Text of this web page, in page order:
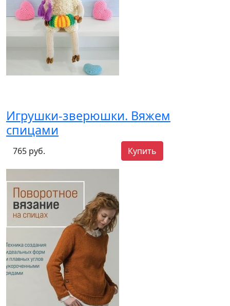
Игрушки-зверюшки. Вяжем
спицами
765 руб. Купить